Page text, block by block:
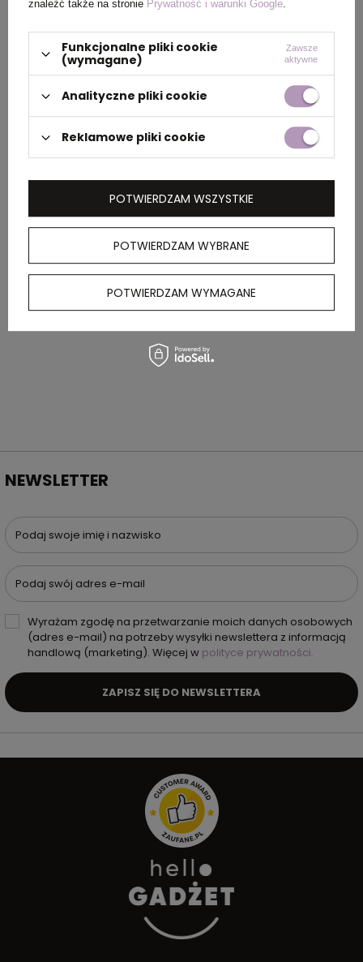
PAKOWANIE
Wymiary
43 x 33 x 22 cm
OPIS
Notatnik A6 z kartonu po mleku, 80 kartek,
elastyczna opaska do zamykania, tasiemka
zakładkowa
NEWSLETTER
Podaj swoje imię i nazwisko
Podaj swój adres e-mail
Wyrażam zgodę na przetwarzanie moich danych osobowych
(adres e-mail) na potrzeby wysyłki newslettera z informacją
handlową (marketing). Więcej w polityce prywatności.
ZAPISZ SIĘ DO NEWSLETTERA
znaleźć także na stronie Prywatność i warunki Google.
Funkcjonalne pliki cookie
(wymagane)
Zawsze
aktywne
Analityczne pliki cookie
Reklamowe pliki cookie
POTWIERDZAM WYBRANE
POTWIERDZAM WYMAGANE
POTWIERDZAM WSZYSTKIE